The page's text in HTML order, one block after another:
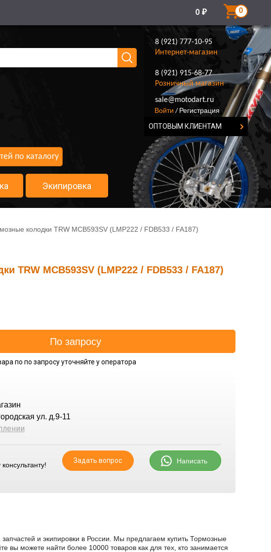
0 ₽ 0
8 (921) 777-10-95
Интернет-магазин
8 (921) 915-68-77
Розничный магазин
8 (921) 777-10-95
sale@motodart.ru
Войти / Регистрация
ОПТОВЫМ КЛИЕНТАМ
по каталогу
Экипировка
колодки TRW MCB593SV (LMP222 / FDB533 / FA187)
TRW MCB593SV (LMP222 / FDB533 / FA187)
по по запросу уточняйте у оператора
ул. д.9-11
Задать вопрос Написать
и экипировки в России. Мы предлагаем купить Тормозные
вы можете найти более 10000 товаров как для тех, кто занимается